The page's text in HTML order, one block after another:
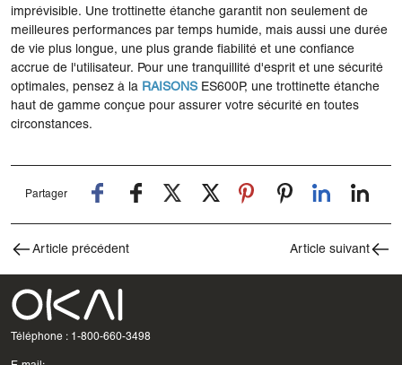
imprévisible. Une trottinette étanche garantit non seulement de
meilleures performances par temps humide, mais aussi une durée
de vie plus longue, une plus grande fiabilité et une confiance
accrue de l'utilisateur. Pour une tranquillité d'esprit et une sécurité
optimales, pensez à la RAISONSES600P, une trottinette étanche
haut de gamme conçue pour assurer votre sécurité en toutes
circonstances.
Partager
Article précédent Article suivant
Téléphone : 1-800-660-3498